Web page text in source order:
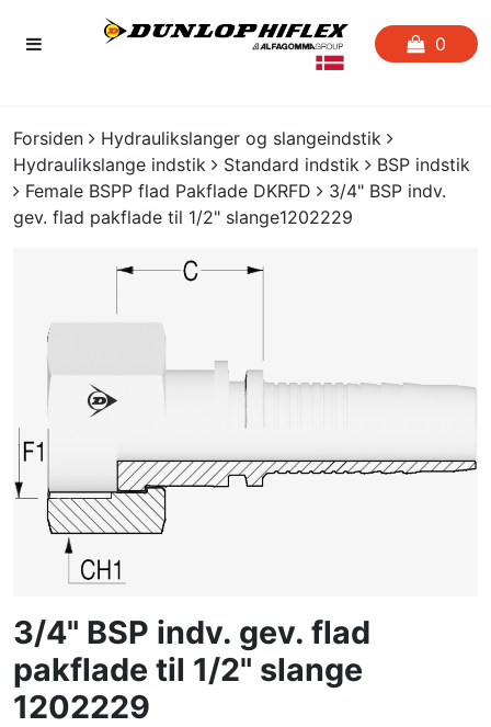
0
FORSIDEN
FAVORITLISTE
CERTIFIKATER
CRIMP
UDGÅENDE VARER
LOG IND
OPRET PROFIL
Forsiden
Hydraulikslanger og slangeindstik
Hydraulikslange indstik
Standard indstik
BSP indstik
Female BSPP flad Pakflade DKRFD
3/4" BSP indv.
gev. flad pakflade til 1/2" slange1202229
3/4" BSP indv. gev. flad
pakflade til 1/2" slange
1202229